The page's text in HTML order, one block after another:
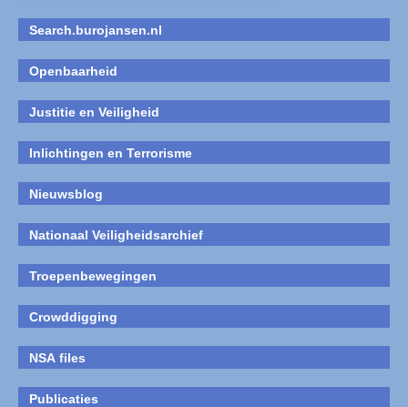
Search.burojansen.nl
Openbaarheid
Justitie en Veiligheid
Inlichtingen en Terrorisme
Nieuwsblog
Nationaal Veiligheidsarchief
Troepenbewegingen
Crowddigging
NSA files
Publicaties